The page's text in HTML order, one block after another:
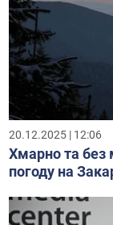
20.12.2025 | 12:06
Хмарно та без
погоду на